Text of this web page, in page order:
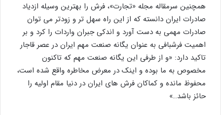
همچنین سرمقاله مجله «تجارت»، فرش را بهترین وسیله ازدیاد
صادرات ایران دانسته که از این راه سهل تر و زودتر می توان
صادرات مهمی به دست آورد و اندکی جبران واردات را کرد و بر
اهمیت فرشبافی به عنوان یگانه صنعت مهم ایران در عصر قاجار
تاکید دارد: «و از طرفی این یگانه صنعت مهم که تاکنون
مخصوص به ما بوده و اینک در معرض مخاطره واقع شده است،
محفوظ مانده و کماکان فرش های ایران در دنیا مقام اولیه را
حائز باشد…»